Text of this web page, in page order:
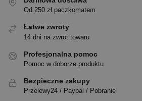
Od 250 zł paczkomatem
Łatwe zwroty
14 dni na zwrot towaru
Profesjonalna pomoc
Pomoc w doborze produktu
Bezpieczne zakupy
Przelewy24 / Paypal / Pobranie